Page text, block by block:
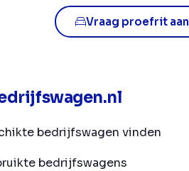
Vraag proefrit aan
bedrijfswagen vinden
bedrijfswagens